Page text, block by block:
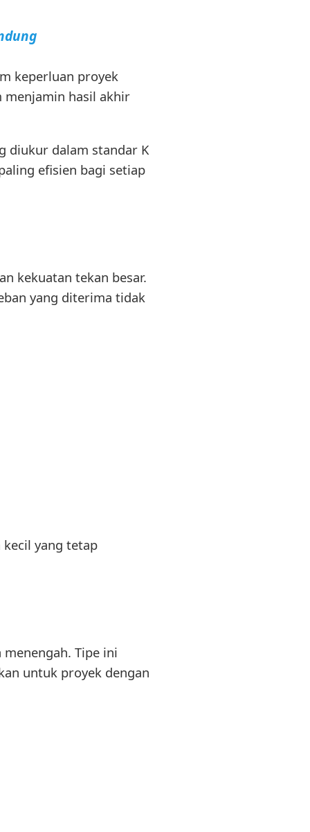
keperluan proyek
menjamin hasil akhir
diukur dalam standar K
efisien bagi setiap
kekuatan tekan besar.
yang diterima tidak
yang tetap
Tipe ini
untuk proyek dengan